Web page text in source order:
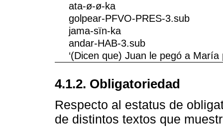
ata-ø-ø-ka
golpear-PFVO-PRES-3.sub
jama-sïn-ka
andar-HAB-3.sub
‘(Dicen que) Juan le pegó a
4.1.2. Obligatoriedad
Respecto al estatus de
de distintos textos que